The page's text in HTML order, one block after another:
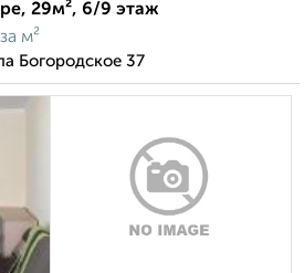
29м², 6/9 этаж
за м²
Богородское 37